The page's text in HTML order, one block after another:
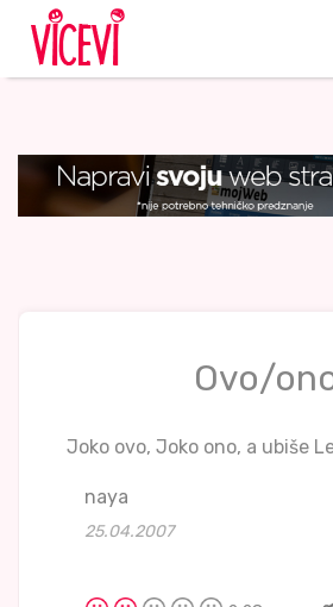
Ovo/
Joko ovo, Joko ono, a ubiše
naya
25.04.2007